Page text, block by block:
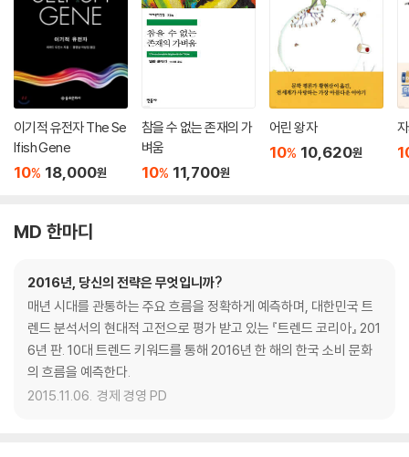
이기적 유전자 The Se
lfish Gene
10% 18,000원
참을 수 없는 존재의 가
벼움
10% 11,700원
어린 왕자
10% 10,620원
MD 한마디
2016년, 당신의 전략은 무엇입니까?
매년 시대를 관통하는 주요 흐름을 정확하게 예측하며, 대한민국 트
렌드 분석서의 현대적 고전으로 평가 받고 있는 『트렌드 코리아』 201
6년 판. 10대 트렌드 키워드를 통해 2016년 한 해의 한국 소비 문화
의 흐름을 예측한다.
2015.11.06. 경제 경영 PD